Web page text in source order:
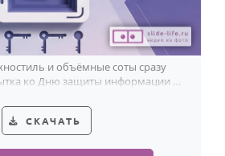
и объёмные соты сразу
ко Дню защиты информации с
СКАЧАТЬ